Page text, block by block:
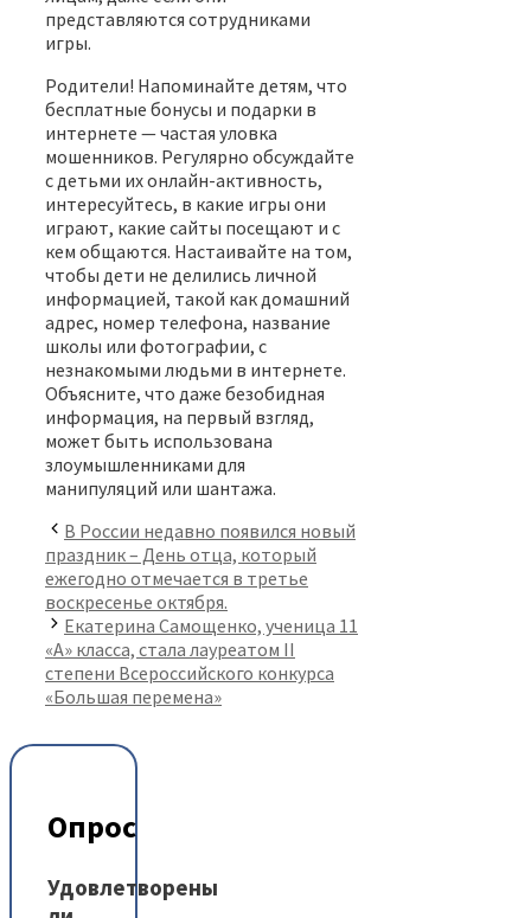
представляются сотрудниками
игры.
Родители! Напоминайте детям, что
бесплатные бонусы и подарки в
интернете — частая уловка
мошенников. Регулярно обсуждайте
с детьми их онлайн-активность,
интересуйтесь, в какие игры они
играют, какие сайты посещают и с
кем общаются. Настаивайте на том,
чтобы дети не делились личной
информацией, такой как домашний
адрес, номер телефона, название
школы или фотографии, с
незнакомыми людьми в интернете.
Объясните, что даже безобидная
информация, на первый взгляд,
может быть использована
злоумышленниками для
манипуляций или шантажа.
В России недавно появился новый
праздник – День отца, который
ежегодно отмечается в третье
воскресенье октября.
Екатерина Самощенко, ученица 11
«А» класса, стала лауреатом II
степени Всероссийского конкурса
«Большая перемена»
Опрос
Удовлетворены